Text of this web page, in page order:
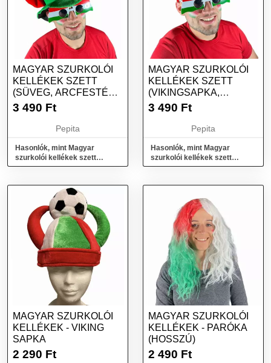
MAGYAR SZURKOLÓI
KELLÉKEK SZETT
(SÜVEG, ARCFESTÉK,
NAPSZEMÜVEG)
3 490 Ft
Pepita
Hasonlók, mint Magyar
szurkolói kellékek szett
(Süveg, Arcfesték,
MAGYAR SZURKOLÓI
KELLÉKEK SZETT
(VIKINGSAPKA,
ARCFESTÉK,
3 490 Ft
Pepita
Hasonlók, mint Magyar
szurkolói kellékek szett
(Vikingsapka, Arcfesték,
MAGYAR SZURKOLÓI
KELLÉKEK - VIKING
SAPKA
2 290 Ft
MAGYAR SZURKOLÓI
KELLÉKEK - PARÓKA
(HOSSZÚ)
2 490 Ft